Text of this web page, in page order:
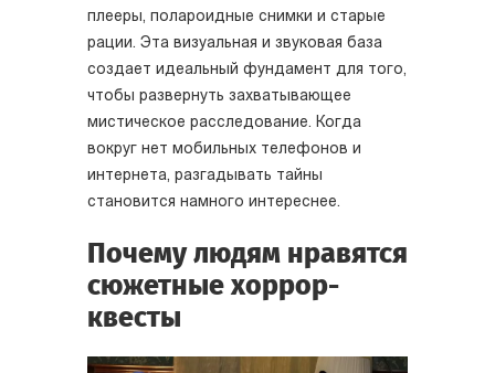
плееры, полароидные снимки и старые
рации. Эта визуальная и звуковая база
создает идеальный фундамент для того,
чтобы развернуть захватывающее
мистическое расследование. Когда
вокруг нет мобильных телефонов и
интернета, разгадывать тайны
становится намного интереснее.
Почему людям нравятся
сюжетные хоррор-
квесты